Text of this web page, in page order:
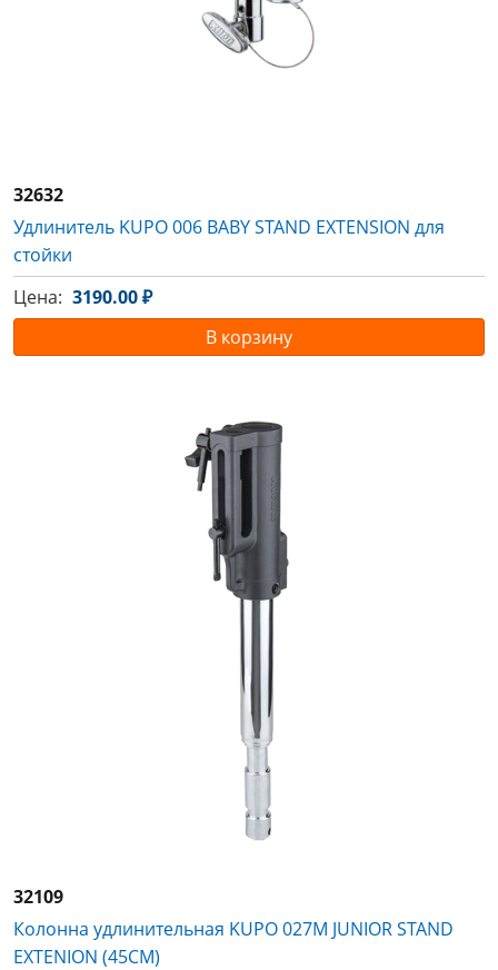
32632
Удлинитель KUPO 006 BABY STAND EXTENSION для
стойки
Цена: 3190.00 ₽
В корзину
32109
Колонна удлинительная KUPO 027M JUNIOR STAND
EXTENION (45CM)